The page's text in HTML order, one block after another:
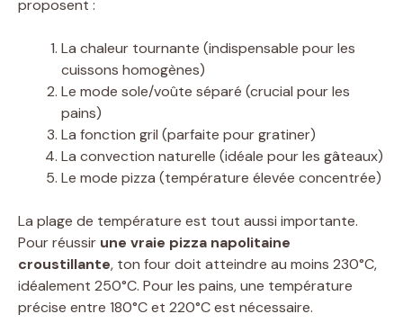
proposent :
La chaleur tournante (indispensable pour les
cuissons homogènes)
Le mode sole/voûte séparé (crucial pour les
pains)
La fonction gril (parfaite pour gratiner)
La convection naturelle (idéale pour les gâteaux)
Le mode pizza (température élevée concentrée)
La plage de température est tout aussi importante.
Pour réussir une vraie pizza napolitaine
croustillante, ton four doit atteindre au moins 230°C,
idéalement 250°C. Pour les pains, une température
précise entre 180°C et 220°C est nécessaire.